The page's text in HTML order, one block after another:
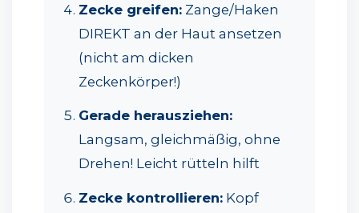
Zecke greifen: Zange/Haken
DIREKT an der Haut ansetzen
(nicht am dicken
Zeckenkörper!)
Gerade herausziehen:
Langsam, gleichmäßig, ohne
Drehen! Leicht rütteln hilft
Zecke kontrollieren: Kopf